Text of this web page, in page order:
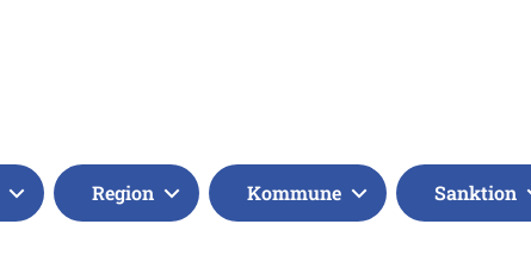
Region Kommune Sanktion